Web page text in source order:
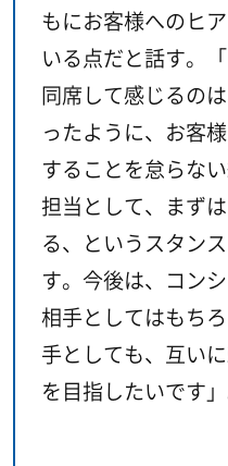
もにお客様へのヒ
いる点だと話す。
同席して感じるの
ったように、お客
することを怠らな
担当として、まず
る、というスタン
す。今後は、コン
相手としてはもち
手としても、互い
を目指したいです」